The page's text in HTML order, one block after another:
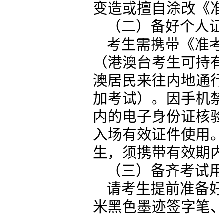
变造或擅自涂改《
（二）备好个人
考生需携带《准
（港澳台考生可
澳居民来往内地通
加考试）。因手机
内的电子身份证核
入场有效证件使用
生，须携带有效期
（三）备齐考试
请考生提前准备
米黑色墨迹签字笔